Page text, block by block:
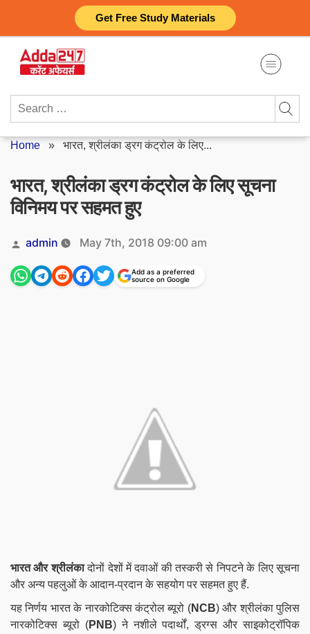
Get Free Study Materials
content
Search
Home » भारत, श्रीलंका ड्रग कंट्रोल के लिए...
भारत, श्रीलंका ड्रग कंट्रोल के लिए सूचना
विनिमय पर सहमत हुए
Posted
by
admin May 7th, 2018 09:00 am
Add as a preferred
source on Google
भारत और श्रीलंकादोनों देशों में दवाओं की तस्करी से निपटने के लिए सूचना
और अन्य पहलुओं के आदान-प्रदान के सहयोग पर सहमत हुए हैं.
यह निर्णय भारत के नारकोटिक्स कंट्रोल ब्यूरो (NCB) और श्रीलंका पुलिस
नारकोटिक्स ब्यूरो (PNB) ने नशीले पदार्थों, ड्रग्स और साइकोट्रॉपिक